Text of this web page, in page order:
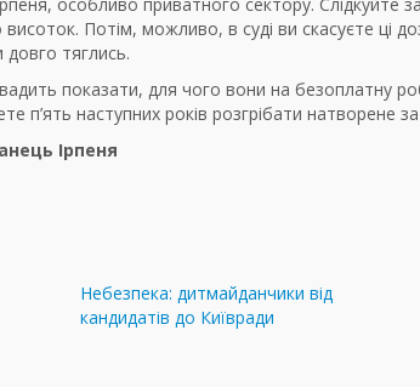
висоток. Потім, можливо, в суді ви скасуєте ці
тяглись.
показати, для чого вони на безоплатну
п’ять наступних років розгрібати натворене
Ірпеня
Небезпека: дитмайданчики від
кандидатів до Київради